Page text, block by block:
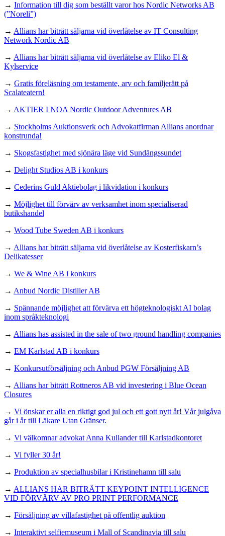
→ Information till dig som beställt varor hos Nordic Networks AB
(”Noreli”)
→ Allians har biträtt säljarna vid överlåtelse av IT Consulting
Network Nordic AB
→ Allians har biträtt säljarna vid överlåtelse av Eliko El &
Kylservice
→ Gratis föreläsning om testamente, arv och familjerätt på
Scalateatern!
→ AKTIER I NOA Nordic Outdoor Adventures AB
→ Stockholms Auktionsverk och Advokatfirman Allians anordnar
konstrunda!
→ Skogsfastighet med sjönära läge vid Sundängssundet
→ Delight Studios AB i konkurs
→ Cederins Guld Aktiebolag i likvidation i konkurs
→ Möjlighet till förvärv av verksamhet inom specialiserad
butikshandel
→ Wood Tube Sweden AB i konkurs
→ Allians har biträtt säljarna vid överlåtelse av Kosterfiskarn’s
Delikatesser
→ We & Wine AB i konkurs
→ Anbud Nordic Distiller AB
→ Spännande möjlighet att förvärva ett högteknologiskt AI bolag
inom språkteknologi
→ Allians has assisted in the sale of two ground handling companies
→ EM Karlstad AB i konkurs
→ Konkursutförsäljning och Anbud PGW Försäljning AB
→ Allians har biträtt Rottneros AB vid investering i Blue Ocean
Closures
→ Vi önskar er alla en riktigt god jul och ett gott nytt år! Vår julgåva
går i år till Läkare Utan Gränser.
→ Vi välkomnar advokat Anna Kullander till Karlstadkontoret
→ Vi fyller 30 år!
→ Produktion av specialhusbilar i Kristinehamn till salu
→ ALLIANS HAR BITRÄTT KEYPOINT INTELLIGENCE
VID FÖRVÄRV AV PRO PRINT PERFORMANCE
→ Försäljning av villafastighet på offentlig auktion
→ Interaktivt selfiemuseum i Mall of Scandinavia till salu